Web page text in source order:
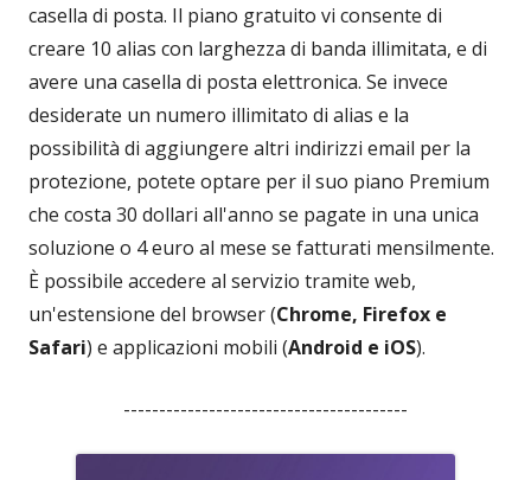
casella di posta. Il piano gratuito vi consente di
creare 10 alias con larghezza di banda illimitata, e di
avere una casella di posta elettronica. Se invece
desiderate un numero illimitato di alias e la
possibilità di aggiungere altri indirizzi email per la
protezione, potete optare per il suo piano Premium
che costa 30 dollari all'anno se pagate in una unica
soluzione o 4 euro al mese se fatturati mensilmente.
È possibile accedere al servizio tramite web,
un'estensione del browser (Chrome, Firefox e
Safari) e applicazioni mobili (Android e iOS).
----------------------------------------